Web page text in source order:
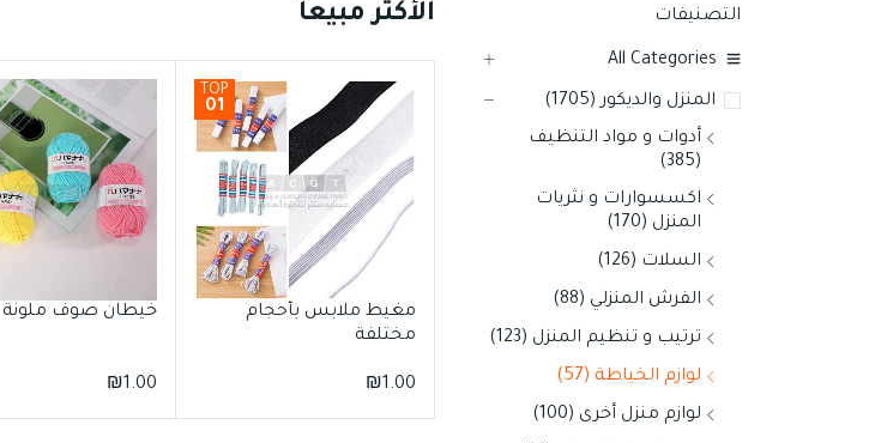
الأكثر مبيعاً
TOP
06
خيطان ملابس بألوان
متنوعة
₪1.00
مغيط ملابس بأحجام
مختلفة
TOP
01
₪1.00
خيطان صوف ملونة
₪1.00
التصنيفات
All Categories
المنزل والديكور (1705)
أدوات و مواد التنظيف
(385)
اكسسوارات و نثريات
المنزل (170)
السلات (126)
الفرش المنزلي (88)
ترتيب و تنظيم المنزل (123)
لوازم الخياطة (57)
لوازم منزل أخرى (100)